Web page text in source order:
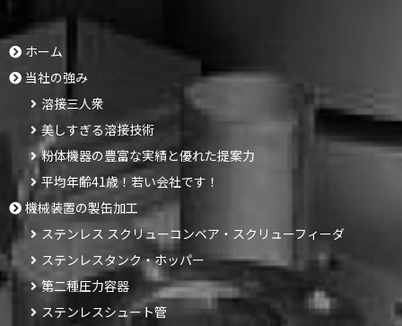
ホーム
当社の強み
溶接三人衆
美しすぎる溶接技術
粉体機器の豊富な実績と優れた提案力
平均年齢41歳！若い会社です！
機械装置の製缶加工
ステンレス スクリューコンベア・スクリューフィーダ
ステンレスタンク・ホッパー
第二種圧力容器
ステンレスシュート管